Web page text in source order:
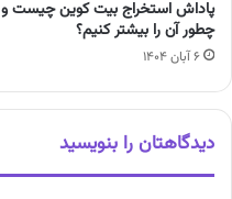
پاداش استخراج بیت کوین چیست و
چطور آن را بیشتر کنیم؟
۶ آبان ۱۴۰۴
دیدگاهتان را بنویسید